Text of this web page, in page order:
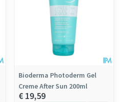
Bioderma Photoderm Gel
Creme After Sun 200ml
€ 19,59